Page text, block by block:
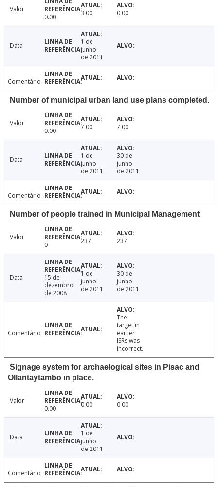
Valor
0.00
3.00 0.00
Data
1 de
junho
de 2011
Comentário
Number of municipal urban land use plans completed.
Valor
0.00
7.00 7.00
Data
1 de
junho
de 2011
30 de
junho
de 2011
Comentário
Number of people trained in Municipal Management
Valor
0
237 237
Data
15 de
dezembro
de 2008
1 de
junho
de 2011
30 de
junho
de 2011
Comentário
The
target in
earlier
ISRs was
incorrect.
Signage system for archaelogical sites in Pisac and
Ollantaytambo in place.
Valor
0.00
0.00 0.00
Data
1 de
junho
de 2011
Comentário